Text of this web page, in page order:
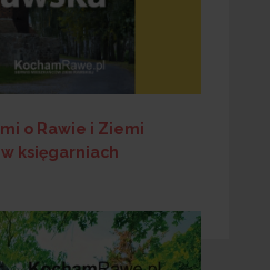
o Rawie i Ziemi
księgarniach